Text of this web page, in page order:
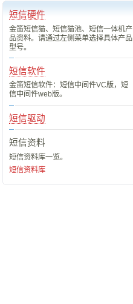
短信硬件
金笛短信猫、短信猫池、短信一体机产
品资料。请通过左侧菜单选择具体产品
型号。
短信软件
金笛短信软件：短信中间件VC版，短
信中间件web版。
短信驱动
短信资料
短信资料库一览。
短信资料库